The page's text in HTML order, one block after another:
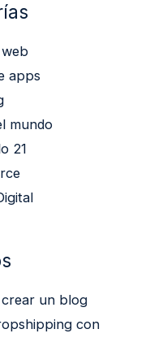
apps
mundo
21
crear un blog
con